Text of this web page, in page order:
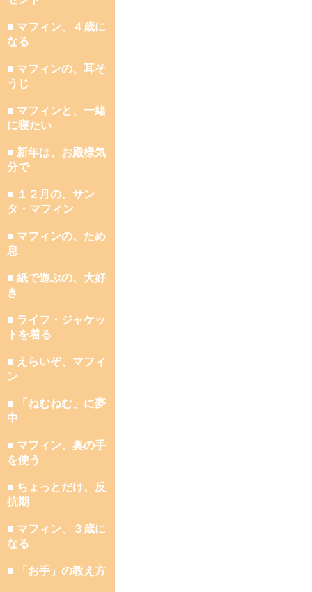
■ マフィン、４歳に
なる
■ マフィンの、耳そ
うじ
■ マフィンと、一緒
に寝たい
■ 新年は、お殿様気
分で
■ １２月の、サン
タ・マフィン
■ マフィンの、ため
息
■ 紙で遊ぶの、大好
き
■ ライフ・ジャケッ
トを着る
■ えらいぞ、マフィ
ン
■ 「ねむねむ」に夢
中
■ マフィン、奥の手
を使う
■ ちょっとだけ、反
抗期
■ マフィン、３歳に
なる
■ 「お手」の教え方